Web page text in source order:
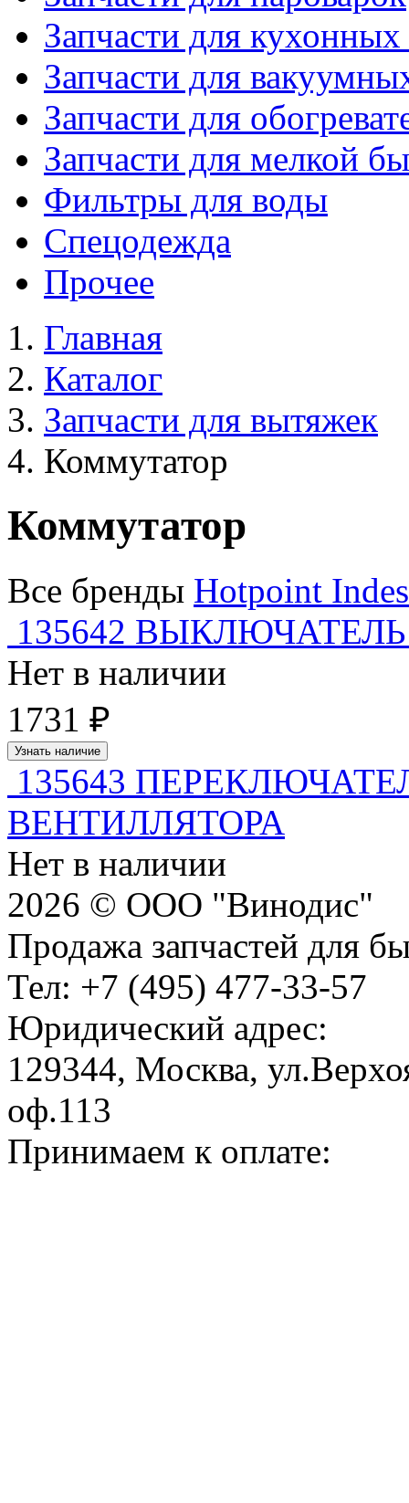
Запчасти для
Запчасти для
Запчасти для
Запчасти для мелкой
Фильтры для воды
Спецодежда
Прочее
Главная
Каталог
Запчасти для вытяжек
Коммутатор
Коммутатор
Все бренды Hotpoint
135642
Нет в наличии
1731 ₽
Узнать наличие
135643
ВЕНТИЛЛЯТОРА
Нет в наличии
2026 © ООО "Винодис"
Продажа запчастей для
Тел: +7 (495) 477-33-57
Юридический адрес:
129344, Москва,
оф.113
Принимаем к оплате: